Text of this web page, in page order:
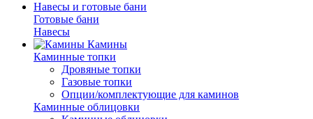
Навесы и готовые бани
Готовые бани
Навесы
Камины
Каминные топки
Дровяные топки
Газовые топки
Опции/комплектующие для каминов
Каминные облицовки